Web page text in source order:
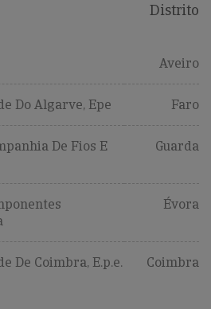
Distrito
Aveiro
Do Algarve, Epe Faro
De Fios E
Guarda
Évora
De Coimbra, E.p.e. Coimbra